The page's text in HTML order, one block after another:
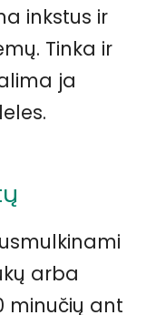
inkstus ir
Tinka ir
ja
arba
minučių ant